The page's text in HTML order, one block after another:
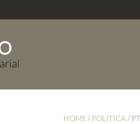
HOME/ POLÍTICA /